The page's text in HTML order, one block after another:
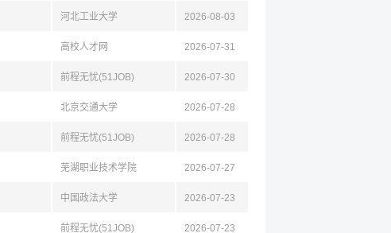
河北工业大学 2026-08-03
高校人才网 2026-07-31
前程无忧(51JOB) 2026-07-30
北京交通大学 2026-07-28
前程无忧(51JOB) 2026-07-28
芜湖职业技术学院 2026-07-27
中国政法大学 2026-07-23
前程无忧(51JOB) 2026-07-23